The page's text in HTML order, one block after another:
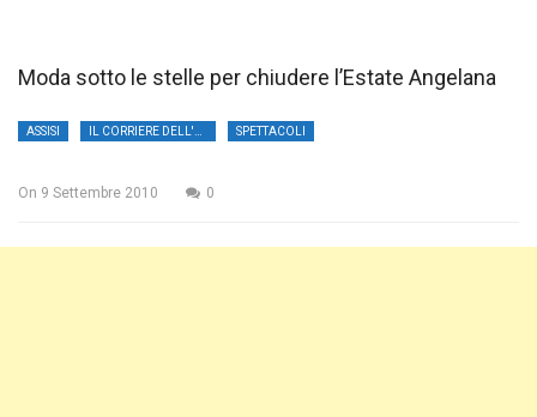
Moda sotto le stelle per chiudere l’Estate Angelana
ASSISI SPETTACOLI
On 9 Settembre 2010 0